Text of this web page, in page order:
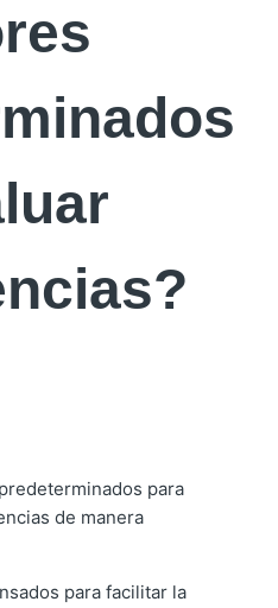
para
de manera
para facilitar la